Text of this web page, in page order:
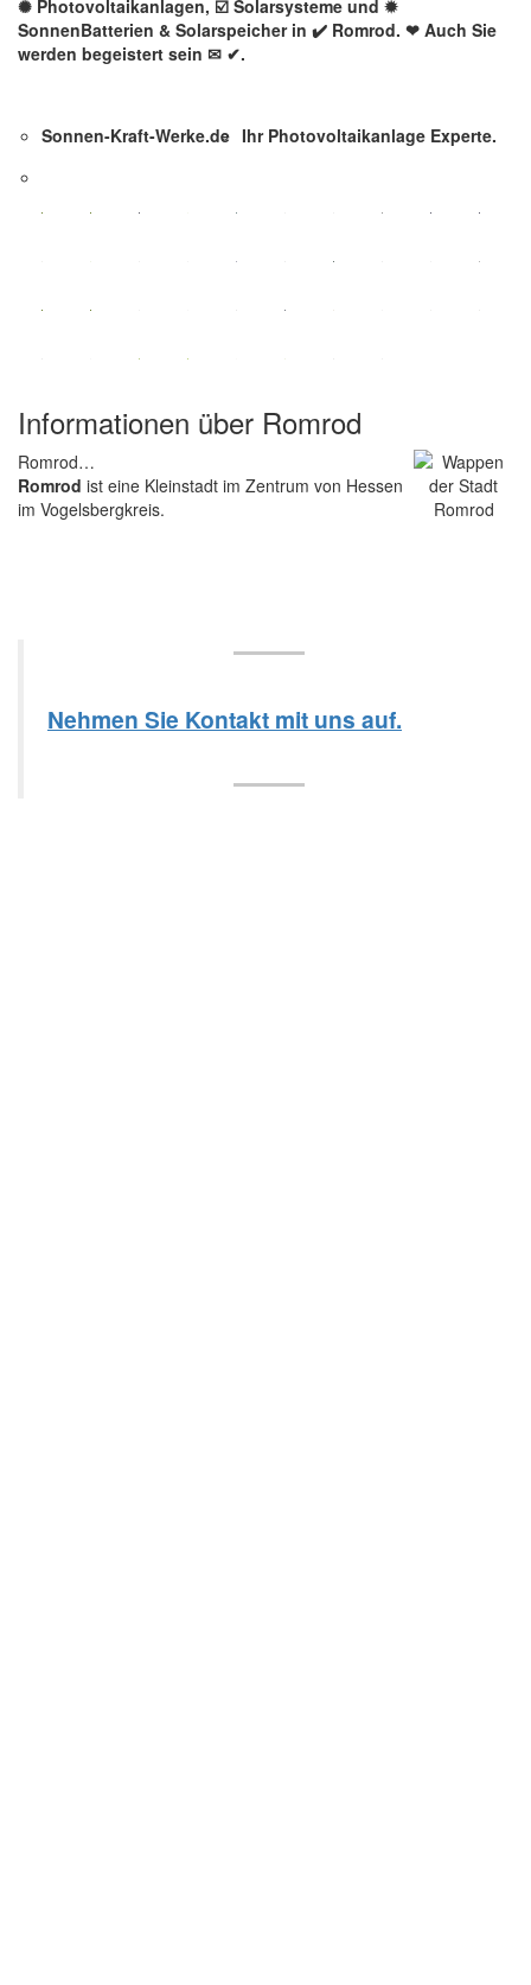
✺ Photovoltaikanlagen, ☑️ Solarsysteme und ✹
SonnenBatterien & Solarspeicher in ✔️ Romrod. ❤ Auch Sie
werden begeistert sein ✉ ✔.
Sonnen-Kraft-Werke.de Ihr Photovoltaikanlage Experte.
Informationen über Romrod
Romrod…
Romrod ist eine Kleinstadt im Zentrum von Hessen
im Vogelsbergkreis.
Nehmen Sie Kontakt mit uns auf.